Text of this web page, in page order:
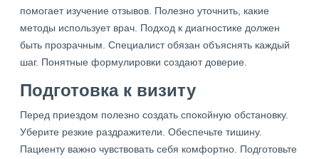
помогает изучение отзывов. Полезно уточнить, какие
методы использует врач. Подход к диагностике должен
быть прозрачным. Специалист обязан объяснять каждый
шаг. Понятные формулировки создают доверие.
Подготовка к визиту
Перед приездом полезно создать спокойную обстановку.
Уберите резкие раздражители. Обеспечьте тишину.
Пациенту важно чувствовать себя комфортно. Подготовьте